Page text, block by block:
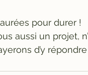
pour durer !
aussi un projet,
d’y